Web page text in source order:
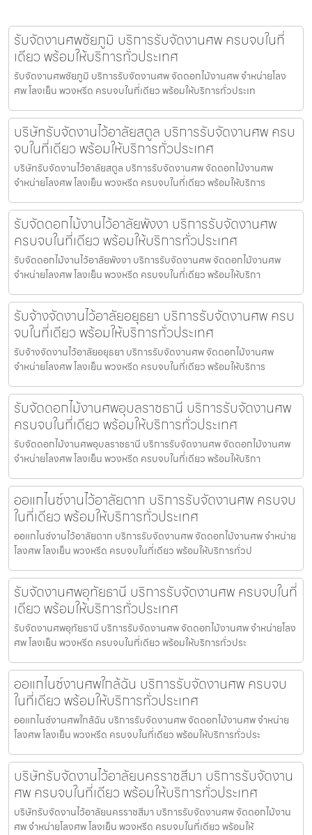
รับจัดงานศพชัยภูมิ บริการรับจัดงานศพ ครบจบในที่
เดียว พร้อมให้บริการทั่วประเทศ
รับจัดงานศพชัยภูมิ บริการรับจัดงานศพ จัดดอกไม้งานศพ จำหน่ายโลง
ศพ โลงเย็น พวงหรีด ครบจบในที่เดียว พร้อมให้บริการทั่วประเท
บริษัทรับจัดงานไว้อาลัยสตูล บริการรับจัดงานศพ ครบ
จบในที่เดียว พร้อมให้บริการทั่วประเทศ
บริษัทรับจัดงานไว้อาลัยสตูล บริการรับจัดงานศพ จัดดอกไม้งานศพ
จำหน่ายโลงศพ โลงเย็น พวงหรีด ครบจบในที่เดียว พร้อมให้บริการ
รับจัดดอกไม้งานไว้อาลัยพังงา บริการรับจัดงานศพ
ครบจบในที่เดียว พร้อมให้บริการทั่วประเทศ
รับจัดดอกไม้งานไว้อาลัยพังงา บริการรับจัดงานศพ จัดดอกไม้งานศพ
จำหน่ายโลงศพ โลงเย็น พวงหรีด ครบจบในที่เดียว พร้อมให้บริกา
รับจ้างจัดงานไว้อาลัยอยุธยา บริการรับจัดงานศพ ครบ
จบในที่เดียว พร้อมให้บริการทั่วประเทศ
รับจ้างจัดงานไว้อาลัยอยุธยา บริการรับจัดงานศพ จัดดอกไม้งานศพ
จำหน่ายโลงศพ โลงเย็น พวงหรีด ครบจบในที่เดียว พร้อมให้บริการ
รับจัดดอกไม้งานศพอุบลราชธานี บริการรับจัดงานศพ
ครบจบในที่เดียว พร้อมให้บริการทั่วประเทศ
รับจัดดอกไม้งานศพอุบลราชธานี บริการรับจัดงานศพ จัดดอกไม้งานศพ
จำหน่ายโลงศพ โลงเย็น พวงหรีด ครบจบในที่เดียว พร้อมให้บริกา
ออแกไนซ์งานไว้อาลัยตาก บริการรับจัดงานศพ ครบจบ
ในที่เดียว พร้อมให้บริการทั่วประเทศ
ออแกไนซ์งานไว้อาลัยตาก บริการรับจัดงานศพ จัดดอกไม้งานศพ จำหน่าย
โลงศพ โลงเย็น พวงหรีด ครบจบในที่เดียว พร้อมให้บริการทั่วป
รับจัดงานศพอุทัยธานี บริการรับจัดงานศพ ครบจบในที่
เดียว พร้อมให้บริการทั่วประเทศ
รับจัดงานศพอุทัยธานี บริการรับจัดงานศพ จัดดอกไม้งานศพ จำหน่ายโลง
ศพ โลงเย็น พวงหรีด ครบจบในที่เดียว พร้อมให้บริการทั่วประ
ออแกไนซ์งานศพใกล้ฉัน บริการรับจัดงานศพ ครบจบ
ในที่เดียว พร้อมให้บริการทั่วประเทศ
ออแกไนซ์งานศพใกล้ฉัน บริการรับจัดงานศพ จัดดอกไม้งานศพ จำหน่าย
โลงศพ โลงเย็น พวงหรีด ครบจบในที่เดียว พร้อมให้บริการทั่วประ
บริษัทรับจัดงานไว้อาลัยนครราชสีมา บริการรับจัดงาน
ศพ ครบจบในที่เดียว พร้อมให้บริการทั่วประเทศ
บริษัทรับจัดงานไว้อาลัยนครราชสีมา บริการรับจัดงานศพ จัดดอกไม้งาน
ศพ จำหน่ายโลงศพ โลงเย็น พวงหรีด ครบจบในที่เดียว พร้อมให้